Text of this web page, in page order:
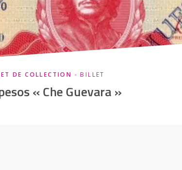
DE COLLECTION - BILLET
« Che Guevara »